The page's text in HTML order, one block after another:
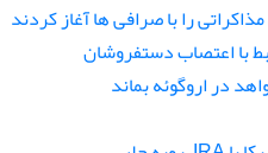
را با صرافی ها آغاز کردند
با اعتصاب دستفروشان
در اروگوئه بماند